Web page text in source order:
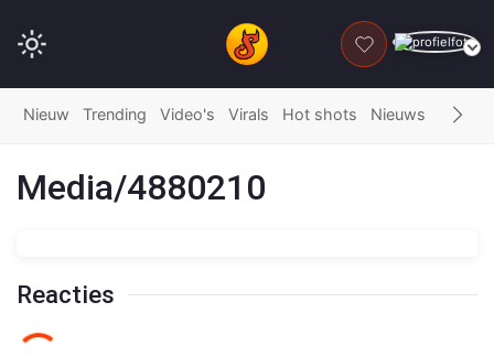
DONEER
Nieuw Trending Video's Virals Hot shots Nieuws Fails
Media/4880210
Reacties